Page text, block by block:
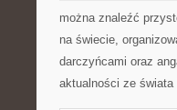
można znaleźć
na świecie,
darczyńcami oraz
aktualności ze